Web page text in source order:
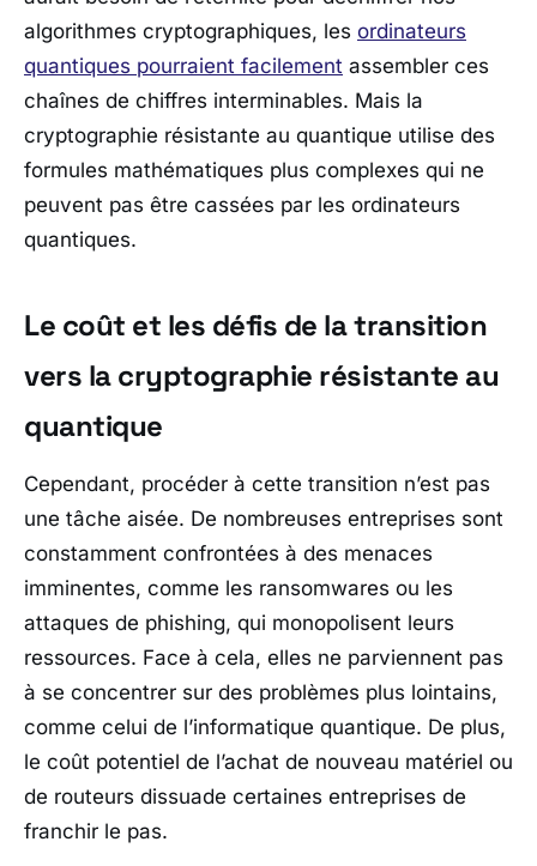
algorithmes cryptographiques, les ordinateurs
quantiques pourraient facilement assembler ces
chaînes de chiffres interminables. Mais la
cryptographie résistante au quantique utilise des
formules mathématiques plus complexes qui ne
peuvent pas être cassées par les ordinateurs
quantiques.
Le coût et les défis de la transition
vers la cryptographie résistante au
quantique
Cependant, procéder à cette transition n’est pas
une tâche aisée. De nombreuses entreprises sont
constamment confrontées à des menaces
imminentes, comme les ransomwares ou les
attaques de phishing, qui monopolisent leurs
ressources. Face à cela, elles ne parviennent pas
à se concentrer sur des problèmes plus lointains,
comme celui de l’informatique quantique. De plus,
le coût potentiel de l’achat de nouveau matériel ou
de routeurs dissuade certaines entreprises de
franchir le pas.